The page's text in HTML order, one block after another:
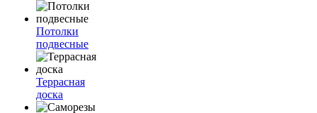
Потолки
подвесные
Террасная
доска